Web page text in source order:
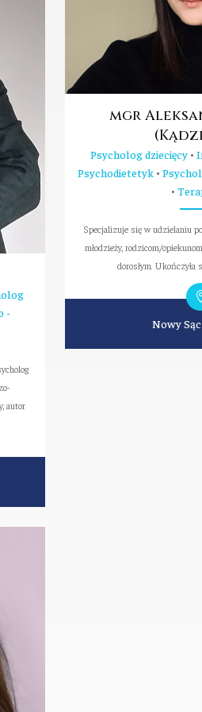
-
autor
mgr
Psycholog dziecięcy •
Psychodietetyk•
•
Specjalizuje się w udzielaniu
młodzieży, rodzicom/
dorosłym. Ukończyła
Nowy